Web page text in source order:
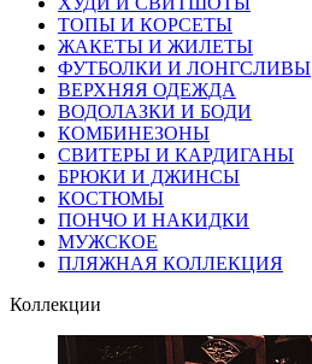
ТОПЫ И КОРСЕТЫ
ЖАКЕТЫ И ЖИЛЕТЫ
ФУТБОЛКИ И ЛОНГСЛИВЫ
ВЕРХНЯЯ ОДЕЖДА
ВОДОЛАЗКИ И БОДИ
КОМБИНЕЗОНЫ
СВИТЕРЫ И КАРДИГАНЫ
БРЮКИ И ДЖИНСЫ
КОСТЮМЫ
ПОНЧО И НАКИДКИ
МУЖСКОЕ
ПЛЯЖНАЯ КОЛЛЕКЦИЯ
Коллекции